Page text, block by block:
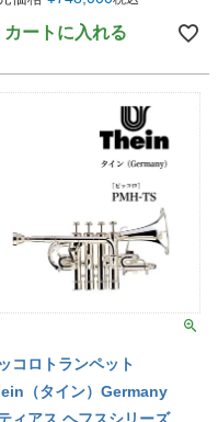
カートに入れる
コロトランペット
（タイン）Germany